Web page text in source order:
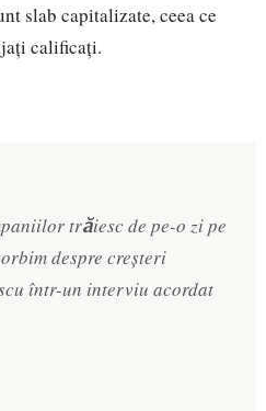
slab capitalizate, ceea ce
calificați.
trăiesc de pe-o zi pe
despre creșteri
într-un interviu acordat